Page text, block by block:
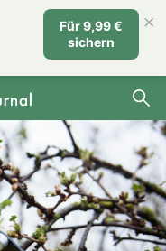
Für 9,99 €
sichern
×